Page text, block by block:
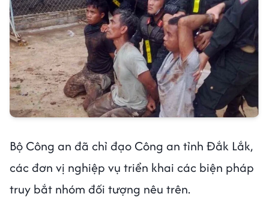
Bộ Công an đã chỉ đạo Công an tỉnh Đắk Lắk,
các đơn vị nghiệp vụ triển khai các biện pháp
truy bắt nhóm đối tượng nêu trên.